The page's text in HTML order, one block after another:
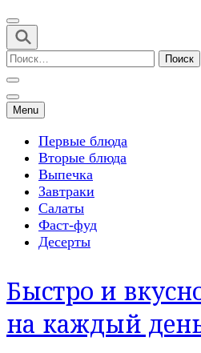
Найти:
Menu
Первые блюда
Вторые блюда
Выпечка
Завтраки
Салаты
Фаст-фуд
Десерты
Быстро и
на каждый